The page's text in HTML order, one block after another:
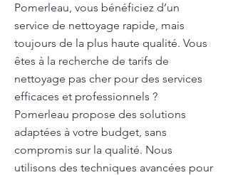
Pomerleau, vous bénéficiez d’un
service de nettoyage rapide, mais
toujours de la plus haute qualité. Vous
êtes à la recherche de tarifs de
nettoyage pas cher pour des services
efficaces et professionnels ?
Pomerleau propose des solutions
adaptées à votre budget, sans
compromis sur la qualité. Nous
utilisons des techniques avancées pour